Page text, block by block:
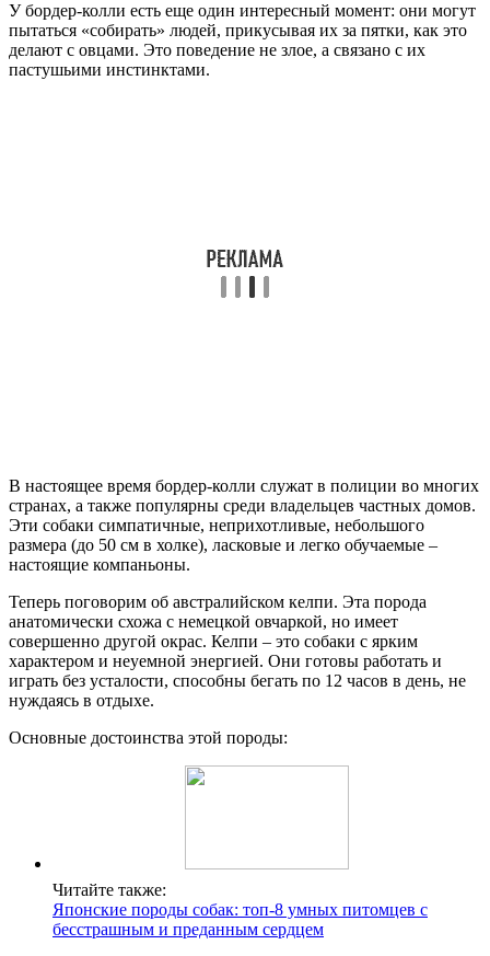
У бордер-колли есть еще один интересный момент: они могут
пытаться «собирать» людей, прикусывая их за пятки, как это
делают с овцами. Это поведение не злое, а связано с их
пастушьими инстинктами.
В настоящее время бордер-колли служат в полиции во многих
странах, а также популярны среди владельцев частных домов.
Эти собаки симпатичные, неприхотливые, небольшого
размера (до 50 см в холке), ласковые и легко обучаемые –
настоящие компаньоны.
Теперь поговорим об австралийском келпи. Эта порода
анатомически схожа с немецкой овчаркой, но имеет
совершенно другой окрас. Келпи – это собаки с ярким
характером и неуемной энергией. Они готовы работать и
играть без усталости, способны бегать по 12 часов в день, не
нуждаясь в отдыхе.
Основные достоинства этой породы:
Читайте также:
Японские породы собак: топ-8 умных питомцев с
бесстрашным и преданным сердцем